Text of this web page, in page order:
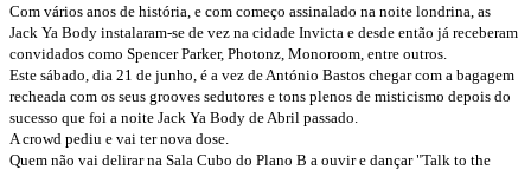
Com vários anos de história, e com começo assinalado na noite londrina, as
Jack Ya Body instalaram-se de vez na cidade Invicta e desde então já receberam
convidados como Spencer Parker, Photonz, Monoroom, entre outros.
Este sábado, dia 21 de junho, é a vez de António Bastos chegar com a bagagem
recheada com os seus grooves sedutores e tons plenos de misticismo depois do
sucesso que foi a noite Jack Ya Body de Abril passado.
A crowd pediu e vai ter nova dose.
Quem não vai delirar na Sala Cubo do Plano B a ouvir e dançar "Talk to the